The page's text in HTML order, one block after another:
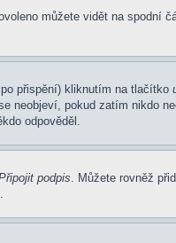
můžete vidět na spodní
přispění) kliknutím na tlačítko
neobjeví, pokud zatím nikdo
odpověděl.
podpis. Můžete rovněž